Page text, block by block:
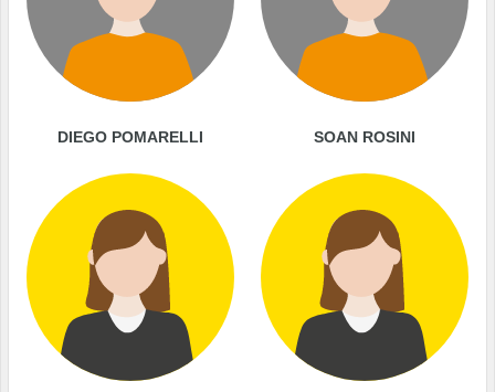
DIEGO POMARELLI SOAN ROSINI